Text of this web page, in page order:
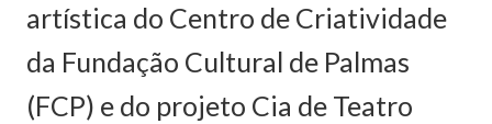
artística do Centro de Criatividade
da Fundação Cultural de Palmas
(FCP) e do projeto Cia de Teatro